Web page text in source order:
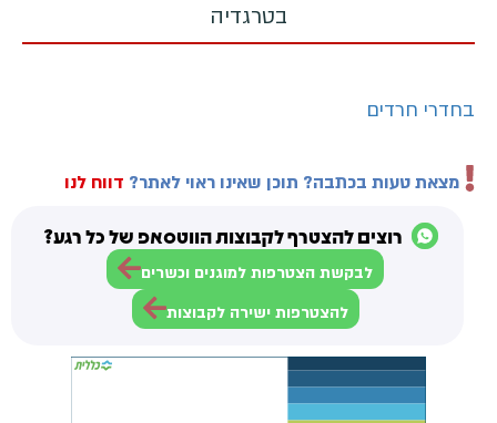
בטרגדיה
בחדרי חרדים
מצאת טעות בכתבה? תוכן שאינו ראוי לאתר? דווח לנו
רוצים להצטרף לקבוצות הווטסאפ של כל רגע?
לבקשת הצטרפות למוגנים וכשרים
להצטרפות ישירה לקבוצות